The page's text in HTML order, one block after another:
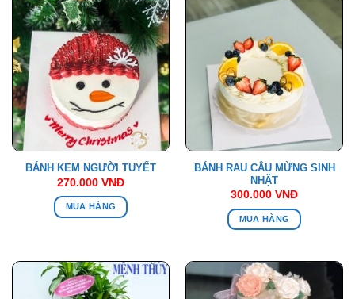
BÁNH KEM NGƯỜI TUYẾT
270.000 VNĐ
MUA HÀNG
BÁNH RAU CÂU MỪNG SINH
NHẬT
300.000 VNĐ
MUA HÀNG